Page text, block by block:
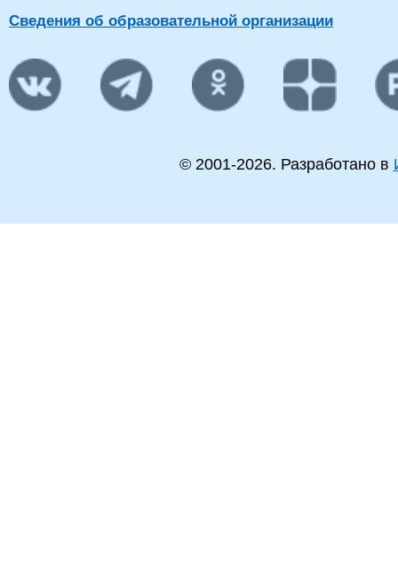
Сведения об образовательной организации
© 2001-2026. Разработано в